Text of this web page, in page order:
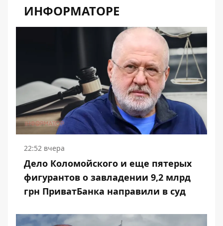
ИНФОРМАТОРЕ
22:52 вчера
Дело Коломойского и еще пятерых
фигурантов о завладении 9,2 млрд
грн ПриватБанка направили в суд